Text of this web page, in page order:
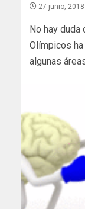
27 junio, 2018
No hay
Olímpicos
algunas